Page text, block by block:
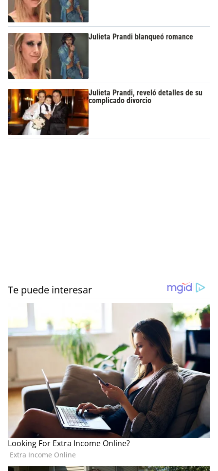
Julieta Prandi blanqueó romance
Julieta Prandi, reveló detalles de su
complicado divorcio